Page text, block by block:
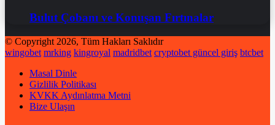
Bulut Çobanı ve Konuşan Fırtınalar
© Copyright 2026, Tüm Hakları Saklıdır
wingobet mrking kingroyal madridbet cryptobet güncel giriş btcbet
Masal Dinle
Gizlilik Politikası
KVKK Aydınlatma Metni
Bize Ulaşın